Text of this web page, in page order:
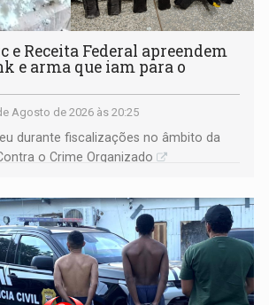
e Receita Federal apreendem
e arma que iam para o
Agosto de 2026 às 20:25
durante fiscalizações no âmbito da
o Crime Organizado